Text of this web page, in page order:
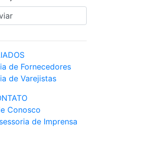
de Fornecedores
de Varejistas
Conosco
de Imprensa